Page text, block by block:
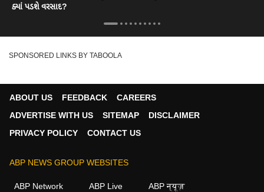
ક્યાં પડશે વરસાદ?
SPONSORED LINKS BY TABOOLA
ABOUT US FEEDBACK
CAREERS
ADVERTISE WITH US
SITEMAP
DISCLAIMER
PRIVACY POLICY
CONTACT US
ABP NEWS GROUP WEBSITES
ABP Network ABP Live
ABP न्यूज़